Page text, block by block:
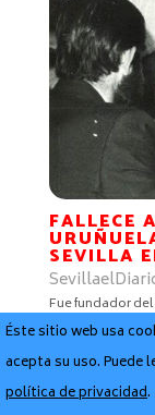
FALLECE
SEVILLA
Fue fundador
formación
Congreso
elecciones de
primer alcalde
Éste sitio web usa
acepta su uso. Puede
política de privacidad.